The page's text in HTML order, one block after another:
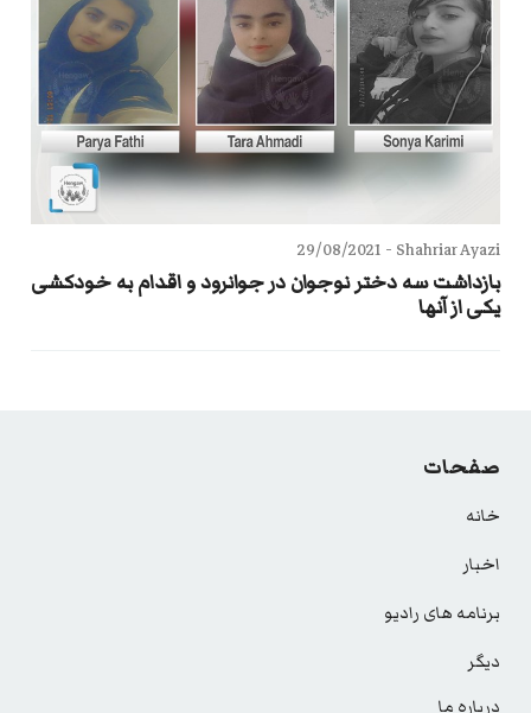
Shahriar Ayazi -
29/08/2021
بازداشت سه دختر نوجوان در جوانرود و اقدام به خودکشی
یکی از آنها
صفحات
خانه
اخبار
برنامه های رادیو
دیگر
درباره ما